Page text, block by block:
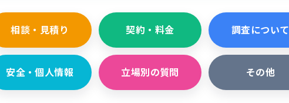
相談・見積り 契約・料金 調査について
安全・個人情報 立場別の質問 その他